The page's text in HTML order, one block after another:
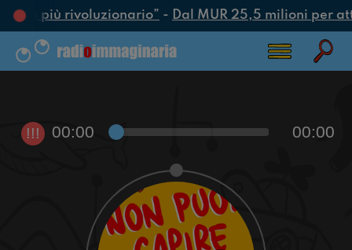
più rivoluzionario”-Dal MUR 25,5 milioni per
!!! 00:00 00:00